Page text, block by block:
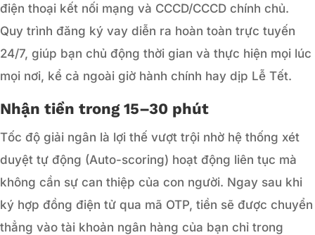
điện thoại kết nối mạng và CCCD/CCCD chính chủ.
Quy trình đăng ký vay diễn ra hoàn toàn trực tuyến
24/7, giúp bạn chủ động thời gian và thực hiện mọi lúc
mọi nơi, kể cả ngoài giờ hành chính hay dịp Lễ Tết.
Nhận tiền trong 15–30 phút
Tốc độ giải ngân là lợi thế vượt trội nhờ hệ thống xét
duyệt tự động (Auto-scoring) hoạt động liên tục mà
không cần sự can thiệp của con người. Ngay sau khi
ký hợp đồng điện tử qua mã OTP, tiền sẽ được chuyển
thẳng vào tài khoản ngân hàng của bạn chỉ trong